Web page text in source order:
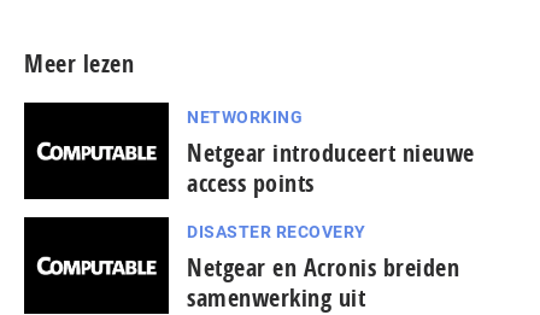
Meer lezen
NETWORKING
Netgear introduceert nieuwe
access points
DISASTER RECOVERY
Netgear en Acronis breiden
samenwerking uit